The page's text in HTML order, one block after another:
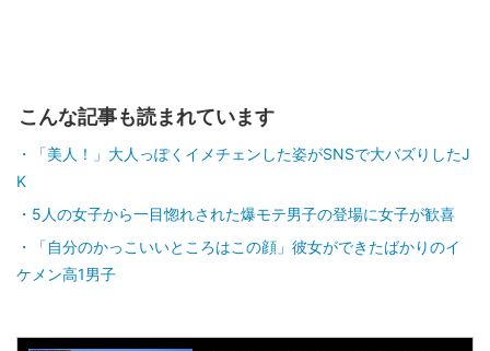
こんな記事も読まれています
「美人！」大人っぽくイメチェンした姿がSNSで大バズりしたJ
K
5人の女子から一目惚れされた爆モテ男子の登場に女子が歓喜
「自分のかっこいいところはこの顔」彼女ができたばかりのイ
ケメン高1男子